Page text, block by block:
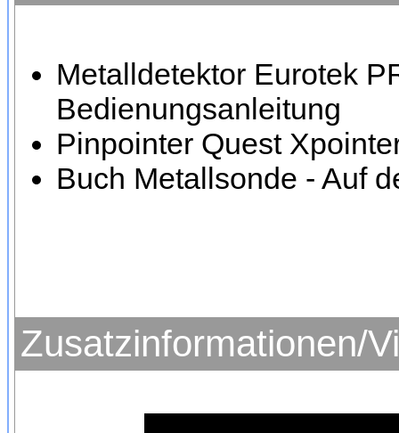
Metalldetektor Eurotek
Bedienungsanleitung
Pinpointer Quest
Buch Metallsonde - Auf
Zusatzinformationen/